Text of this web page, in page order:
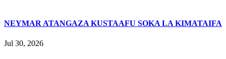
NEYMAR ATANGAZA KUSTAAFU SOKA LA KIMATAIFA
Jul 30, 2026